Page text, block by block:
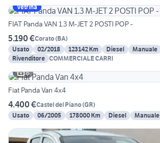
Vetrina
FIAT Panda VAN 1.3 M-JET 2 POSTI POP -
5.190 €Corato(BA)
Usato
02/2018 123142 Km Diesel Manuale
Rivenditore COMMERCIALE CARRI
6
Fiat Panda Van 4x4
4.400 €Castel del Piano(GR)
Usato
06/2005 178000 Km Diesel Manuale